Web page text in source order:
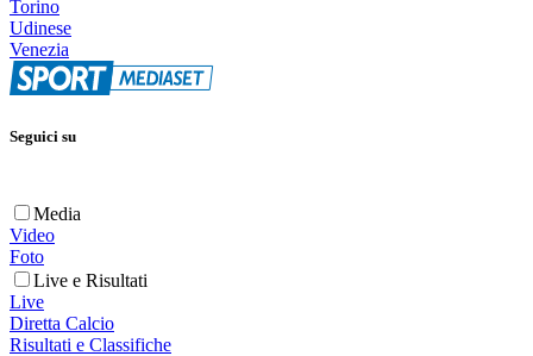
Torino
Udinese
Venezia
Seguici su
Media
Video
Foto
Live e Risultati
Live
Diretta Calcio
Risultati e Classifiche